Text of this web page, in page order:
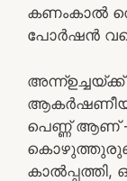
കണംകാൽ
പോർഷൻ
പെണ്ണ് ആണ് –
കാൽപ്പത്തി,